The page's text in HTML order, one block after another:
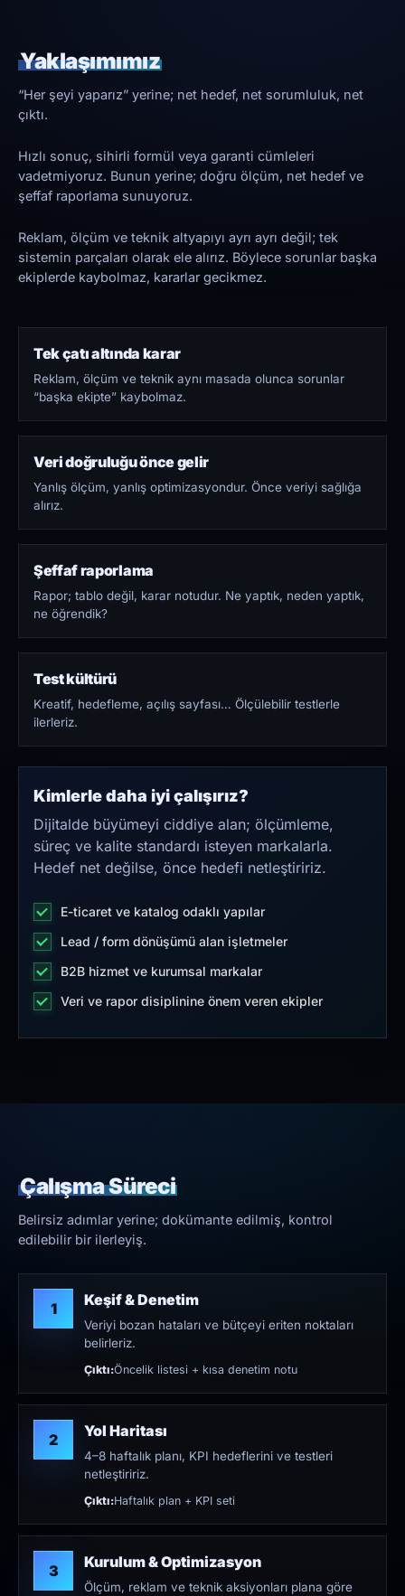
Yaklaşımımız
“Her şeyi yaparız” yerine; net hedef, net sorumluluk, net
çıktı.
Hızlı sonuç, sihirli formül veya garanti cümleleri
vadetmiyoruz. Bunun yerine; doğru ölçüm, net hedef ve
şeffaf raporlama sunuyoruz.
Reklam, ölçüm ve teknik altyapıyı ayrı ayrı değil; tek
sistemin parçaları olarak ele alırız. Böylece sorunlar başka
ekiplerde kaybolmaz, kararlar gecikmez.
Tek çatı altında karar
Reklam, ölçüm ve teknik aynı masada olunca sorunlar
“başka ekipte” kaybolmaz.
Veri doğruluğu önce gelir
Yanlış ölçüm, yanlış optimizasyondur. Önce veriyi sağlığa
alırız.
Şeffaf raporlama
Rapor; tablo değil, karar notudur. Ne yaptık, neden yaptık,
ne öğrendik?
Test kültürü
Kreatif, hedefleme, açılış sayfası… Ölçülebilir testlerle
ilerleriz.
Kimlerle daha iyi çalışırız?
Dijitalde büyümeyi ciddiye alan; ölçümleme,
süreç ve kalite standardı isteyen markalarla.
Hedef net değilse, önce hedefi netleştiririz.
E-ticaret ve katalog odaklı yapılar
Lead / form dönüşümü alan işletmeler
B2B hizmet ve kurumsal markalar
Veri ve rapor disiplinine önem veren ekipler
Çalışma Süreci
Belirsiz adımlar yerine; dokümante edilmiş, kontrol
edilebilir bir ilerleyiş.
1 Keşif & Denetim
Veriyi bozan hataları ve bütçeyi eriten noktaları
belirleriz.
Çıktı:Öncelik listesi + kısa denetim notu
2 Yol Haritası
4–8 haftalık planı, KPI hedeflerini ve testleri
netleştiririz.
Çıktı:Haftalık plan + KPI seti
3 Kurulum & Optimizasyon
Ölçüm, reklam ve teknik aksiyonları plana göre